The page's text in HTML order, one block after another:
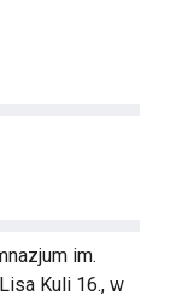
im.
Kuli 16., w